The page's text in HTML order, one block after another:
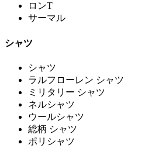
ロンT
サーマル
シャツ
シャツ
ラルフローレン シャツ
ミリタリー シャツ
ネルシャツ
ウールシャツ
総柄 シャツ
ポリシャツ